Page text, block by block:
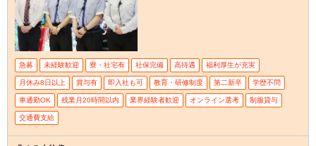
急募 未経験歓迎 寮・社宅有 社保完備 高待遇 福利厚生が充実
月休み8日以上 賞与有 即入社も可 教育・研修制度 第二新卒 学歴不問
車通勤OK 残業月20時間以内 業界経験者歓迎 オンライン選考 制服貸与
交通費支給